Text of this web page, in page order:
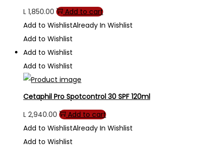
L 1,850.00
Add to cart
Add to WishlistAlready In Wishlist
Add to Wishlist
Add to Wishlist
Add to Wishlist
Cetaphil Pro Spotcontrol 30 SPF 120ml
L 2,940.00
Add to cart
Add to WishlistAlready In Wishlist
Add to Wishlist